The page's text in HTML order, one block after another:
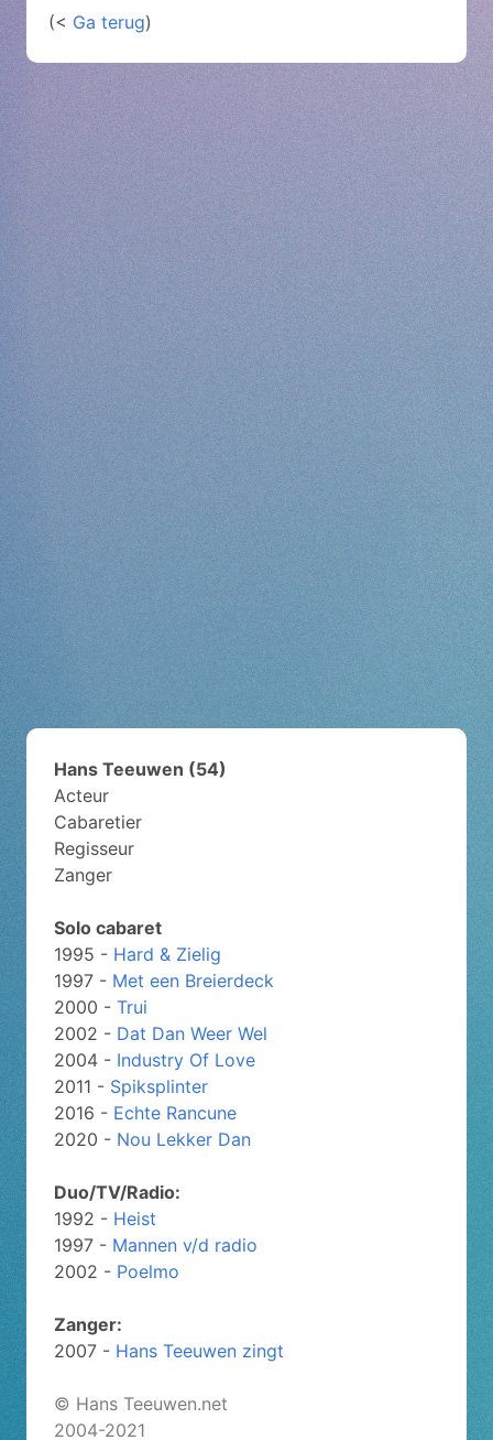
(< Ga terug)
Hans Teeuwen (54)
Acteur
Cabaretier
Regisseur
Zanger
Solo cabaret
1995 - Hard & Zielig
1997 - Met een Breierdeck
2000 - Trui
2002 - Dat Dan Weer Wel
2004 - Industry Of Love
2011 - Spiksplinter
2016 - Echte Rancune
2020 - Nou Lekker Dan
Duo/TV/Radio:
1992 - Heist
1997 - Mannen v/d radio
2002 - Poelmo
Zanger:
2007 - Hans Teeuwen zingt
© Hans Teeuwen.net
2004-2021